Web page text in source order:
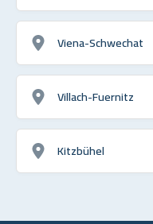
Viena-Schwechat
Villach-Fuernitz
Kitzbühel